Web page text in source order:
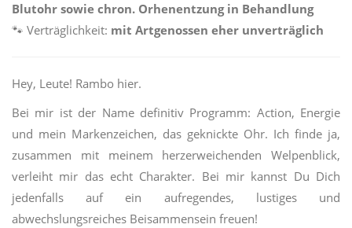
Blutohr sowie chron. Orhenentzung in Behandlung
🐾 Verträglichkeit: mit Artgenossen eher unverträglich
Hey, Leute! Rambo hier.
Bei mir ist der Name definitiv Programm: Action, Energie
und mein Markenzeichen, das geknickte Ohr. Ich finde ja,
zusammen mit meinem herzerweichenden Welpenblick,
verleiht mir das echt Charakter. Bei mir kannst Du Dich
jedenfalls auf ein aufregendes, lustiges und
abwechslungsreiches Beisammensein freuen!